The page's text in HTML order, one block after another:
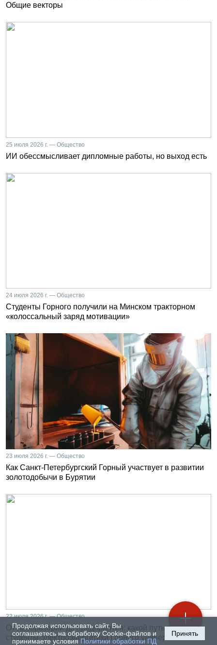
Продолжая использовать сайт, Вы
соглашаетесь на обработку Cookie-файлов и
принимаете условияПолитики обработки ПД
Принять
Общие векторы
25 июля 2026 г. — Общество
ИИ обессмысливает дипломные работы, но выход есть
24 июля 2026 г. — Общество
Студенты Горного получили на Минском тракторном
«колоссальный заряд мотивации»
23 июля 2026 г. — Общество
Как Санкт-Петербургский Горный участвует в развитии
золотодобычи в Бурятии
22 июля 2026 г. — Общество
От лаборатории до предприятия: какой путь проходят
студенты-электроэнергетики Горного университета